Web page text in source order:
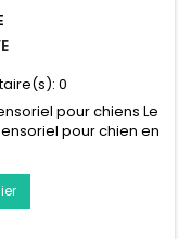
0
pour chiens Le
pour chien en
nettoie les dents
boule, le chien reste
trouve à l’intérieur de
convient...